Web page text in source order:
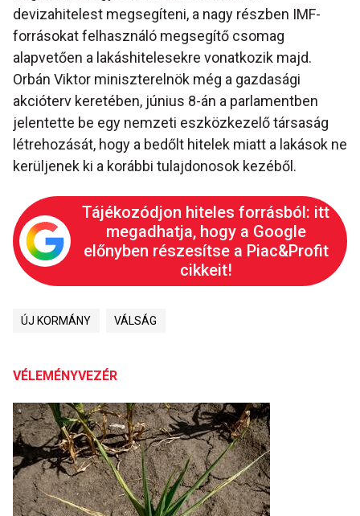
devizahitelest megsegíteni, a nagy részben IMF-
forrásokat felhasználó megsegítő csomag
alapvetően a lakáshitelesekre vonatkozik majd.
Orbán Viktor miniszterelnök még a gazdasági
akcióterv keretében, június 8-án a parlamentben
jelentette be egy nemzeti eszközkezelő társaság
létrehozását, hogy a bedőlt hitelek miatt a lakások ne
kerüljenek ki a korábbi tulajdonosok kezéből.
Tájékozódjon hiteles forrásból: itt
megadhatja, hogy a Google
előnyben részesítse a Piac&Profit
cikkeit!
ÚJ KORMÁNY VÁLSÁG
VÉLEMÉNYVEZÉR